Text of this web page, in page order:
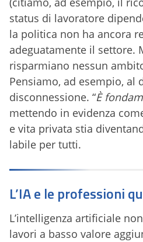
status di lavoratore
la politica non ha ancora
adeguatamente il settore.
risparmiano nessun
Pensiamo, ad esempio, al
disconnessione. “È
mettendo in evidenza
e vita privata stia
labile per tutti.
L’IA e le professioni
L’intelligenza artificiale
lavori a basso valore